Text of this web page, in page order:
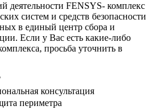
деятельности FENSYS- комплекс
систем и средств безопасности
в единый центр сбора и
Если у Вас есть какие-либо
просьба уточнить в
консультация
периметра